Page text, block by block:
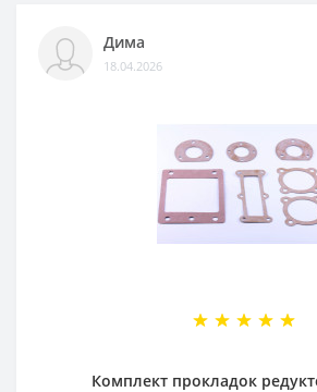
Дима
18.04.2026
Комплект прокладок